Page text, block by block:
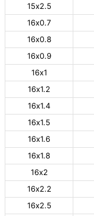
15х2.5
16х0.7
16х0.8
16х0.9
16х1
16х1.2
16х1.4
16х1.5
16х1.6
16х1.8
16х2
16х2.2
16х2.5